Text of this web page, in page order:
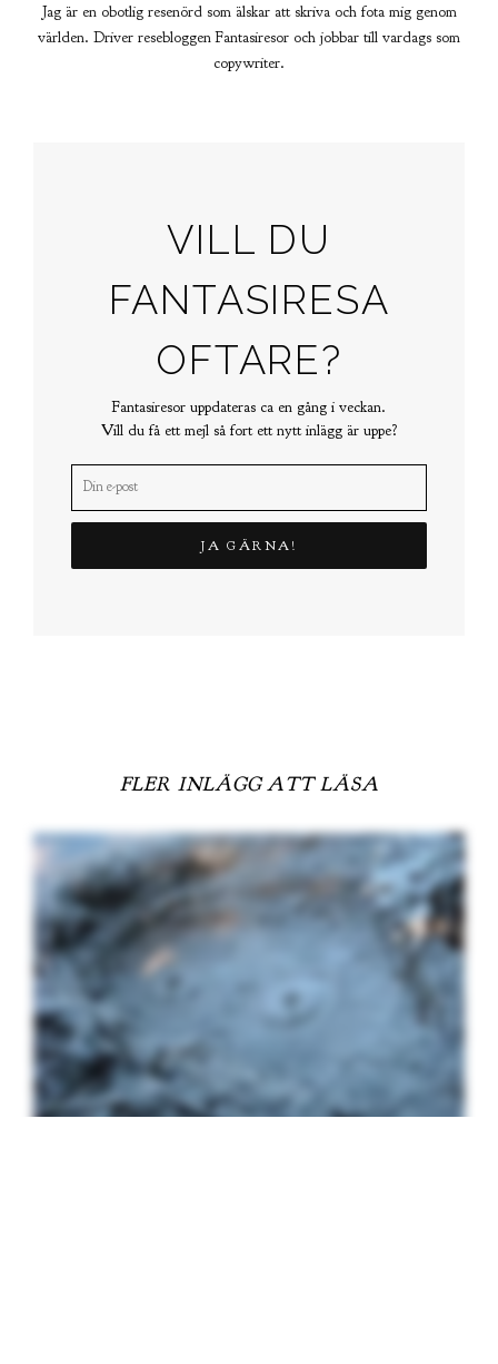
Jag är en obotlig resenörd som älskar att skriva och fota mig genom
världen. Driver resebloggen Fantasiresor och jobbar till vardags som
copywriter.
VILL DU
FANTASIRESA
OFTARE?
Fantasiresor uppdateras ca en gång i veckan.
Vill du få ett mejl så fort ett nytt inlägg är uppe?
FLER INLÄGG ATT LÄSA